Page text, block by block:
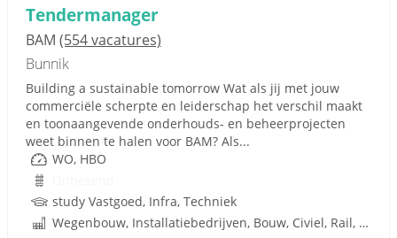
Tendermanager
BAM (554 vacatures)
Bunnik
Building a sustainable tomorrow Wat als jij met jouw
commerciële scherpte en leiderschap het verschil maakt
en toonaangevende onderhouds- en beheerprojecten
weet binnen te halen voor BAM? Als...
WO, HBO
study Vastgoed, Infra, Techniek
Wegenbouw, Installatiebedrijven, Bouw, Civiel, Rail, Infrastructuren